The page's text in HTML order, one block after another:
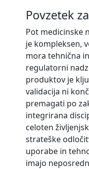
Povzetek
Pot medicinske
je kompleksen,
mora tehnična
regulatorni
produktov je
validacija ni
premagati po
integrirana
celoten
strateške
uporabe in
imajo